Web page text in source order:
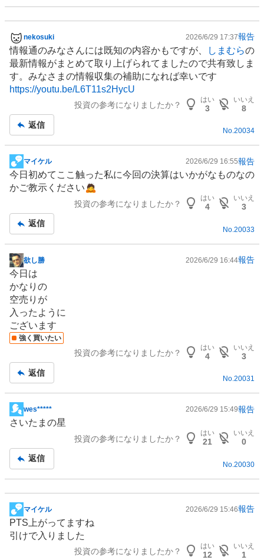
掲
示
板
記
事
nekosuki 2026/6/29 17:37報告
情報通のみなさんには既知の内容かもですが、 しまむらの
最新情報がまとめて取り上げられてましたので共有致しま
す。みなさまの情報収集の補助になれば幸いです
https://youtu.be/L6T11s2HycU
投資の参考になりましたか？
はい
3
いいえ
8
返信
No.20034
掲
示
板
マイケル 2026/6/29 16:55報告
今日初めてここ触った私に今回の決算はいかがなものなの
かご教示ください🙇
投資の参考になりましたか？
はい
4
いいえ
3
返信
No. 20033
掲
示
板
記
事
欲し勝 2026/6/29 16:44報告
今日は
かなりの
空売りが
入ったように
ございます
強く買いたい
投資の参考になりましたか？
はい
4
いいえ
3
返信
No.20031
掲
示
事
wes***** 2026/6/29 15:49報告
さいたまの星
投資の参考になりましたか？
はい
21
いいえ
0
返信
No. 20030
掲
示
板
マイケル 2026/6/29 15:46報告
PTS上がってますね
引けで入りました
投資の参考になりましたか？
はい
12
いいえ
1